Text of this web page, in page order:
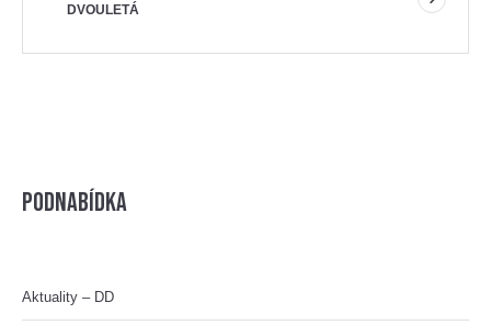
DVOULETÁ
Podnabídka
Aktuality – DD